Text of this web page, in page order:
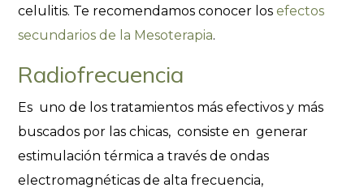
celulitis. Te recomendamos conocer losefectos
secundarios de la Mesoterapia.
Radiofrecuencia
Es uno de los tratamientos más efectivos y más
buscados por las chicas, consiste en generar
estimulación térmica a través de ondas
electromagnéticas de alta frecuencia,